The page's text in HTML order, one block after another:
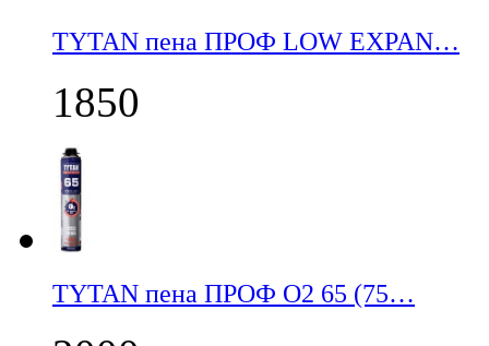
TYTAN пена ПРОФ LOW EXPAN…
1850
TYTAN пена ПРОФ О2 65 (75…